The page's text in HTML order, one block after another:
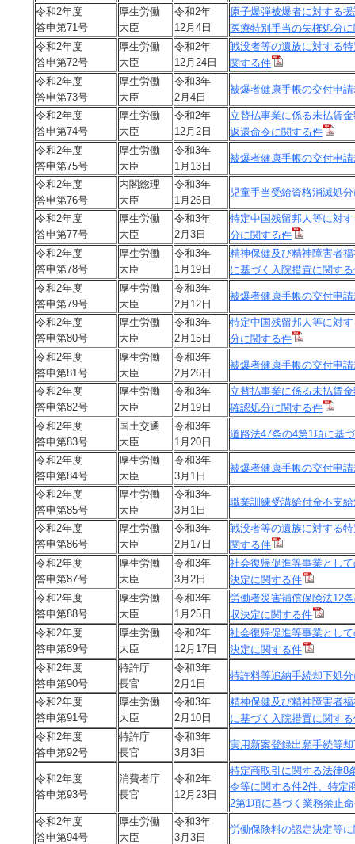
令和2年度
答申第71号
厚生労働
大臣
令和2年
12月4日
原子爆弾被爆者に対する
医療特別手当の失権処分
令和2年度
答申第72号
厚生労働
大臣
令和2年
12月24日
戦没者等の遺族に対する
関する件
令和2年度
答申第73号
厚生労働
大臣
令和3年
2月4日
被爆者健康手帳の交付申
令和2年度
答申第74号
厚生労働
大臣
令和2年
12月2日
立替払事業に係る未払賃
返還命令に関する件
令和2年度
答申第75号
厚生労働
大臣
令和3年
1月13日
被爆者健康手帳の交付申
令和2年度
答申第76号
内閣総理
大臣
令和3年
1月26日
児童手当受給資格消滅処
令和2年度
答申第77号
厚生労働
大臣
令和3年
2月3日
特定中国残留邦人等に対
分に関する件
令和2年度
答申第78号
厚生労働
大臣
令和3年
1月19日
精神保健及び精神障害者
に基づく入院措置に関す
令和2年度
答申第79号
厚生労働
大臣
令和3年
2月12日
被爆者健康手帳の交付申
令和2年度
答申第80号
厚生労働
大臣
令和3年
2月15日
特定中国残留邦人等に対
分に関する件
令和2年度
答申第81号
厚生労働
大臣
令和3年
2月26日
被爆者健康手帳の交付申
令和2年度
答申第82号
厚生労働
大臣
令和3年
2月19日
立替払事業に係る未払賃
確認処分に関する件
令和2年度
答申第83号
国土交通
大臣
令和3年
1月20日
道路法47条の4第1項に基
令和2年度
答申第84号
厚生労働
大臣
令和3年
3月1日
被爆者健康手帳の交付申
令和2年度
答申第85号
厚生労働
大臣
令和3年
3月1日
職業訓練受講給付金不支
令和2年度
答申第86号
厚生労働
大臣
令和3年
2月17日
戦没者等の遺族に対する
関する件
令和2年度
答申第87号
厚生労働
大臣
令和3年
3月2日
社会復帰促進等事業とし
決定に関する件
令和2年度
答申第88号
厚生労働
大臣
令和3年
1月25日
労働者災害補償保険法12
収決定に関する件
令和2年度
答申第89号
厚生労働
大臣
令和2年
12月17日
社会復帰促進等事業とし
決定に関する件
令和2年度
答申第90号
特許庁
長官
令和3年
2月1日
特許料等追納手続却下処
令和2年度
答申第91号
厚生労働
大臣
令和3年
2月10日
精神保健及び精神障害者
に基づく入院措置に関す
令和2年度
答申第92号
特許庁
長官
令和3年
3月3日
実用新案登録出願手続等
令和2年度
答申第93号
消費者庁
長官
令和2年
12月23日
特定商取引に関する法律8
令等に関する件2件、特定
2第1項に基づく業務禁止
令和2年度
答申第94号
厚生労働
大臣
令和3年
3月3日
労働保険料の認定決定等